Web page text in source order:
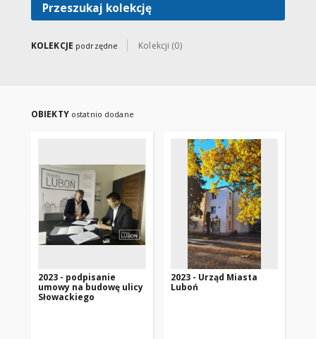
Przeszukaj kolekcję
KOLEKCJE podrzędne Kolekcji (0)
OBIEKTY ostatnio dodane
2023 - podpisanie
umowy na budowę ulicy
Słowackiego
2023 - Urząd Miasta
Luboń